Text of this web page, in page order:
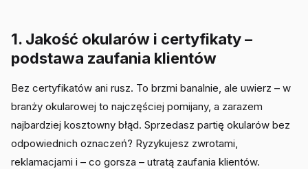
1. Jakość okularów i certyfikaty –
podstawa zaufania klientów
Bez certyfikatów ani rusz. To brzmi banalnie, ale uwierz – w
branży okularowej to najczęściej pomijany, a zarazem
najbardziej kosztowny błąd. Sprzedasz partię okularów bez
odpowiednich oznaczeń? Ryzykujesz zwrotami,
reklamacjami i – co gorsza – utratą zaufania klientów.